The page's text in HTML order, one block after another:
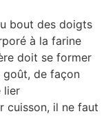
bout des doigts
à la farine
doit se former
goût, de façon
lier
cuisson, il ne faut